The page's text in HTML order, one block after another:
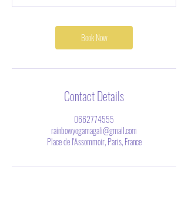
Book Now
Contact Details
0662774555
rainbowyogamagali@gmail.com
Place de l'Assommoir, Paris, France